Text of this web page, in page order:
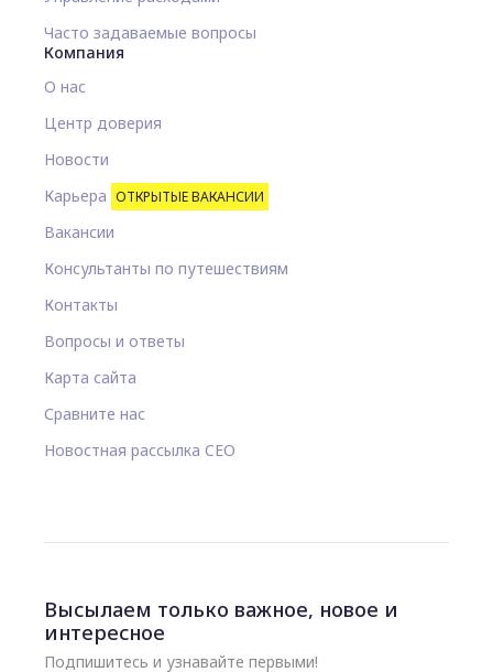
Часто задаваемые вопросы
Компания
О нас
Центр доверия
Новости
Карьера ОТКРЫТЫЕ ВАКАНСИИ
Вакансии
Консультанты по путешествиям
Контакты
Вопросы и ответы
Карта сайта
Сравните нас
Новостная рассылка CEO
Высылаем только важное, новое и
интересное
Подпишитесь и узнавайте первыми!